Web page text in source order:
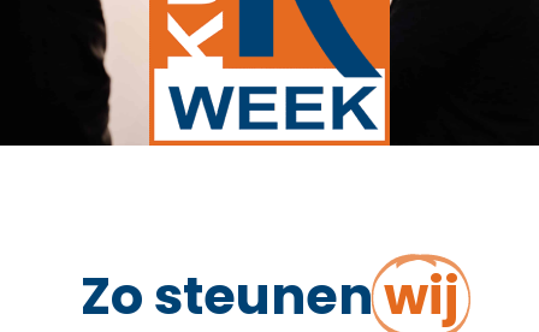
Zo steunenwij